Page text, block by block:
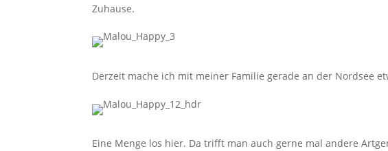
Zuhause.
Derzeit mache ich mit meiner Familie gerade an der Nordsee
Eine Menge los hier. Da trifft man auch gerne mal andere